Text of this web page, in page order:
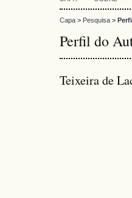
Capa > Pesquisa >
Perfil do
Teixeira de